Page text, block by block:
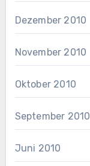
Dezember 2010
November 2010
Oktober 2010
September 2010
Juni 2010